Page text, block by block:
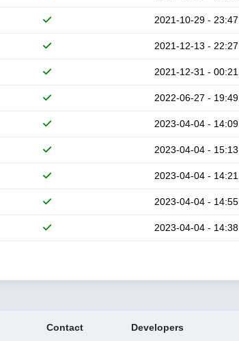
2021-10-29 - 23:47
2021-12-13 - 22:27
2021-12-31 - 00:21
2022-06-27 - 19:49
2023-04-04 - 14:09
2023-04-04 - 15:13
2023-04-04 - 14:21
2023-04-04 - 14:55
2023-04-04 - 14:38
Contact Developers